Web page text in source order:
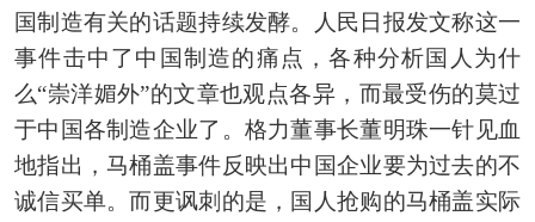
国制造有关的话题持续发酵。人民日报发文称这一
事件击中了中国制造的痛点，各种分析国人为什
么“崇洋媚外”的文章也观点各异，而最受伤的莫过
于中国各制造企业了。格力董事长董明珠一针见血
地指出，马桶盖事件反映出中国企业要为过去的不
诚信买单。而更讽刺的是，国人抢购的马桶盖实际